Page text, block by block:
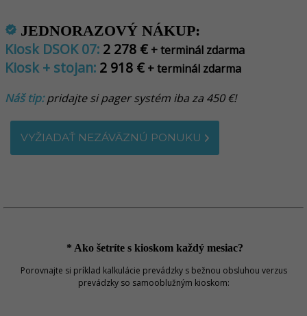
verified JEDNORAZOVÝ NÁKUP:
Kiosk DSOK 07: 2 278 € + terminál zdarma
Kiosk + stojan: 2 918 € + terminál zdarma
Náš tip:pridajte si pager systém iba za 450 €!
VYŽIADAŤ NEZÁVÄZNÚ PONUKU
* Ako šetríte s kioskom každý mesiac?
Porovnajte si príklad kalkulácie prevádzky s bežnou obsluhou verzus
prevádzky so samooblužným kioskom: